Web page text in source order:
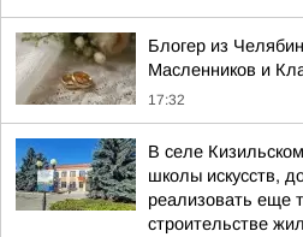
Блогер из
Масленников и
17:32
В селе
школы искусств,
реализовать еще
строительстве